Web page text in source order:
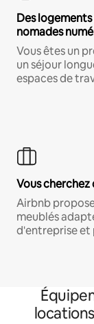
Des
nomades
Vous êtes un
un séjour
espaces de
Vous cherchez
Airbnb
meublés
d'entreprise et